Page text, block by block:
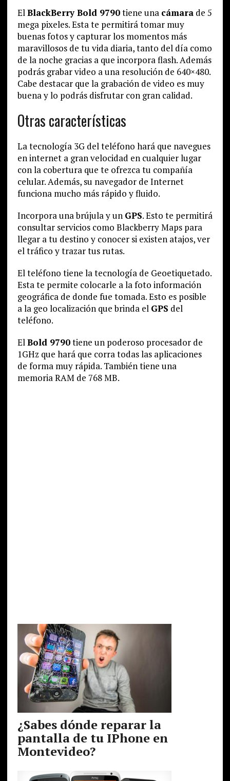
ElBlackBerry Bold 9790tiene una cámarade 5
mega pixeles. Esta te permitirá tomar muy
buenas fotos y capturar los momentos más
maravillosos de tu vida diaria, tanto del día como
de la noche gracias a que incorpora flash. Además
podrás grabar video a una resolución de 640×480.
Cabe destacar que la grabación de video es muy
buena y lo podrás disfrutar con gran calidad.
Otras características
La tecnología 3G del teléfono hará que navegues
en internet a gran velocidad en cualquier lugar
con la cobertura que te ofrezca tu compañía
celular. Además, su navegador de Internet
funciona mucho más rápido y fluido.
Incorpora una brújula y un GPS. Esto te permitirá
consultar servicios como Blackberry Maps para
llegar a tu destino y conocer si existen atajos, ver
el tráfico y trazar tus rutas.
El teléfono tiene la tecnología de Geoetiquetado.
Esta te permite colocarle a la foto información
geográfica de donde fue tomada. Esto es posible
a la geo localización que brinda el GPS del
teléfono.
ElBold 9790tiene un poderoso procesador de
1GHz que hará que corra todas las aplicaciones
de forma muy rápida. También tiene una
memoria RAM de 768 MB.
¿Sabes dónde reparar la
pantalla de tu IPhone en
Montevideo?